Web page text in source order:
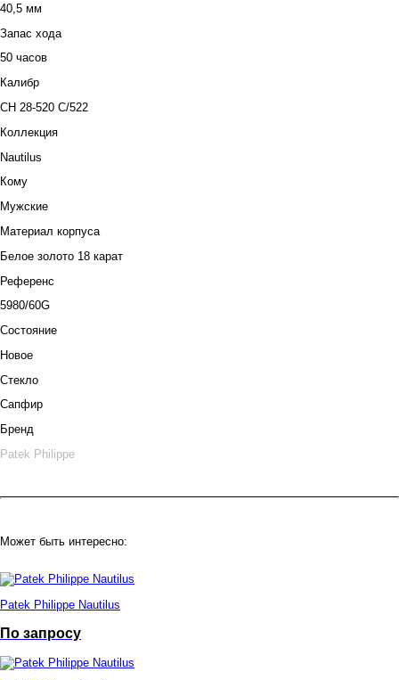
40,5 мм
Запас хода
50 часов
Калибр
CH 28-520 C/522
Коллекция
Nautilus
Кому
Мужские
Материал корпуса
Белое золото 18 карат
Референс
5980/60G
Состояние
Новое
Стекло
Сапфир
Бренд
Patek Philippe
Может быть интересно:
Patek Philippe Nautilus
По запросу